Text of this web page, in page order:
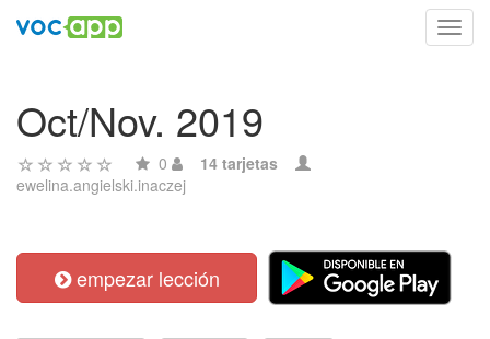
Oct/Nov. 2019
0
14 tarjetas
ewelina.angielski.inaczej
empezar lección